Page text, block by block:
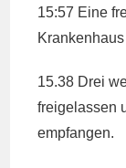
15:57 Eine
15.38 Drei
freigelassen
empfangen.